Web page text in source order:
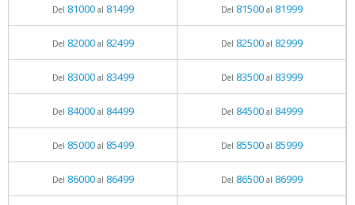
Del 81000al 81499 Del 81500al 81999
Del 82000al 82499 Del 82500al 82999
Del 83000al 83499 Del 83500al 83999
Del 84000al 84499 Del 84500al 84999
Del 85000al 85499 Del 85500al 85999
Del 86000al 86499 Del 86500al 86999